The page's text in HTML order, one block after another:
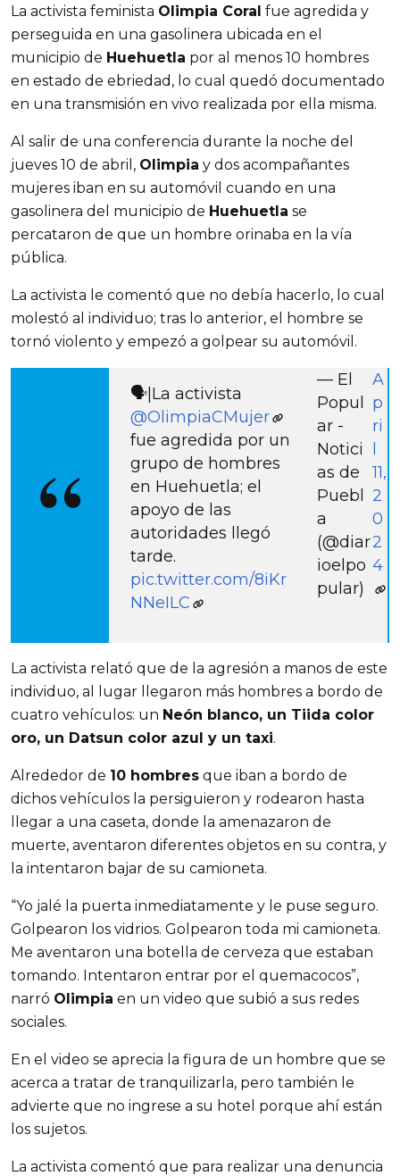
La activista feminista Olimpia Coral fue agredida y
perseguida en una gasolinera ubicada en el
municipio de Huehuetla por al menos 10 hombres
en estado de ebriedad, lo cual quedó documentado
en una transmisión en vivo realizada por ella misma.
Al salir de una conferencia durante la noche del
jueves 10 de abril, Olimpia y dos acompañantes
mujeres iban en su automóvil cuando en una
gasolinera del municipio de Huehuetla se
percataron de que un hombre orinaba en la vía
pública.
La activista le comentó que no debía hacerlo, lo cual
molestó al individuo; tras lo anterior, el hombre se
tornó violento y empezó a golpear su automóvil.
🗣️|La activista
@OlimpiaCMujer
fue agredida por un
grupo de hombres
en Huehuetla; el
apoyo de las
autoridades llegó
tarde.
pic.twitter.com/8iKr
NNeILC
— El
Popul
ar -
Notici
as de
Puebl
a
(@diar
ioelpo
pular)
A
p
ri
l
11,
2
0
2
4
La activista relató que de la agresión a manos de este
individuo, al lugar llegaron más hombres a bordo de
cuatro vehículos: un Neón blanco, un Tiida color
oro, un Datsun color azul y un taxi.
Alrededor de 10 hombres que iban a bordo de
dichos vehículos la persiguieron y rodearon hasta
llegar a una caseta, donde la amenazaron de
muerte, aventaron diferentes objetos en su contra, y
la intentaron bajar de su camioneta.
“Yo jalé la puerta inmediatamente y le puse seguro.
Golpearon los vidrios. Golpearon toda mi camioneta.
Me aventaron una botella de cerveza que estaban
tomando. Intentaron entrar por el quemacocos”,
narró Olimpia en un video que subió a sus redes
sociales.
En el video se aprecia la figura de un hombre que se
acerca a tratar de tranquilizarla, pero también le
advierte que no ingrese a su hotel porque ahí están
los sujetos.
La activista comentó que para realizar una denuncia